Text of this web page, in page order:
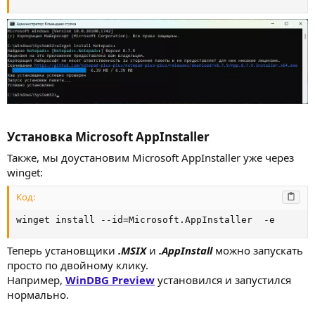
Установка Microsoft AppInstaller​
Также, мы доустановим Microsoft AppInstaller уже через
winget:
Код:
winget install --id=Microsoft.AppInstaller  -e
Теперь установщики .MSIXи .AppInstallможно запускать
просто по двойному клику.
Например, WinDBG Preview установился и запустился
нормально.